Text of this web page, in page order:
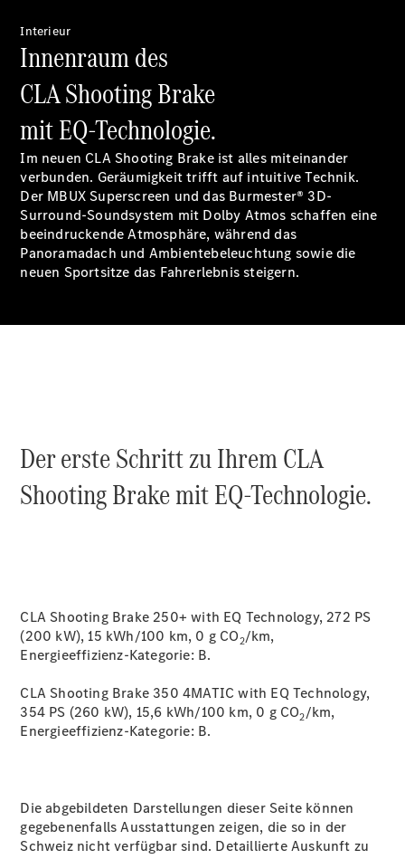
Ersatzteile
Accessories
Digitale
Broschüre
Fahrzeugzubehör
Collection
Betriebsanleitungen
Servicetermin
Unternehmen
Ansprechpartner
Offene
Stellen
Standorte &
Kontaktformular
Servicetermin
buchen
Interieur
Innenraum des
CLA Shooting Brake
mit EQ-Technologie.
Im neuen CLA Shooting Brake ist alles miteinander
verbunden. Geräumigkeit trifft auf intuitive Technik.
Der MBUXSuperscreen und das Burmester® 3D-
Surround-Soundsystem mit Dolby Atmos schaffen eine
beeindruckende Atmosphäre, während das
Panoramadach und Ambientebeleuchtung sowie die
neuen Sportsitze das Fahrerlebnis steigern.
Der erste Schritt zu Ihrem CLA
Shooting Brake mit EQ-Technologie.
CLA Shooting Brake 250+ with EQ Technology, 272 PS
(200 kW), 15 kWh/100 km, 0 g CO2/km,
Energieeffizienz-Kategorie: B.
CLA Shooting Brake 350 4MATIC with EQ Technology,
354 PS (260 kW), 15,6 kWh/100 km, 0 g CO2/km,
Energieeffizienz-Kategorie: B.
Die abgebildeten Darstellungen dieser Seite können
gegebenenfalls Ausstattungen zeigen, die so in der
Schweiz nicht verfügbar sind. Detaillierte Auskunft zu